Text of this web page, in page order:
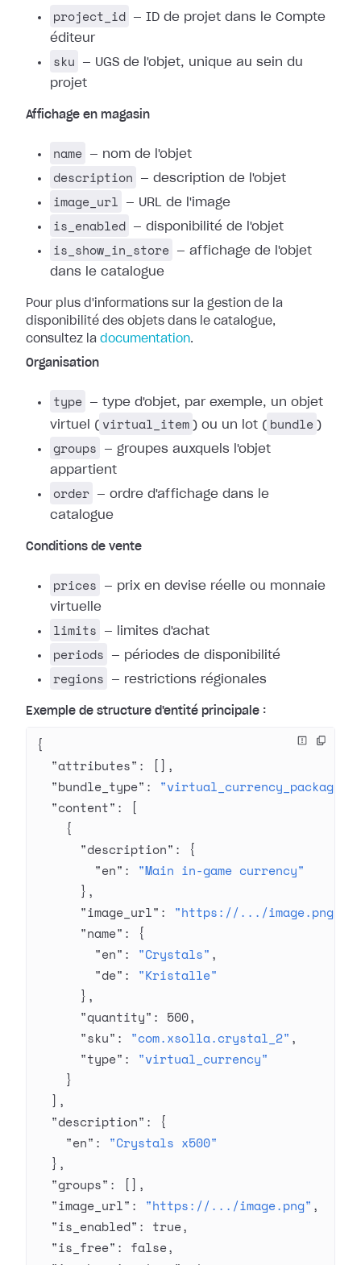
project_id
— ID de projet dans le Compte
éditeur
sku
— UGS de l'objet, unique au sein du
projet
Affichage en magasin
name — nom de l'objet
description — description de l'objet
image_url — URL de l'image
is_enabled — disponibilité de l'objet
is_show_in_store
— affichage de l'objet
dans le catalogue
Pour plus d'informations sur la gestion de la
disponibilité des objets dans le catalogue,
consultez la documentation.
Organisation
type
— type d'objet, par exemple, un objet
virtuel ( virtual_item ) ou un lot ( bundle )
groups
— groupes auxquels l'objet
appartient
order
— ordre d'affichage dans le
catalogue
Conditions de vente
prices
— prix en devise réelle ou monnaie
virtuelle
limits — limites d'achat
periods — périodes de disponibilité
regions — restrictions régionales
Exemple de structure d'entité principale :
{
  "attributes"
: [],
  "bundle_type"
: "virtual_currency_package"
  "content"
: [
    {
      "description"
: {
        "en"
: "Main in-game currency"
      },
      "image_url"
: "https://.../image.png"
      "name"
: {
        "en"
: "Crystals" ,
        "de"
: "Kristalle"
      },
      "quantity"
: 500,
      "sku"
: "com.xsolla.crystal_2" ,
      "type"
: "virtual_currency"
    }
  ],
  "description"
: {
    "en"
: "Crystals x500"
  },
  "groups"
: [],
  "image_url"
: "https://.../image.png" ,
  "is_enabled"
: true,
  "is_free"
: false,